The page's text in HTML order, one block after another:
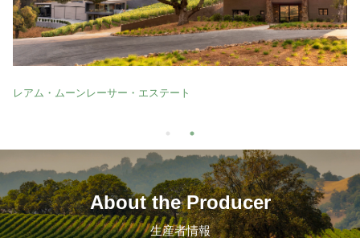
レアム・ムーンレーサー・エステート
About the Producer
生産者情報